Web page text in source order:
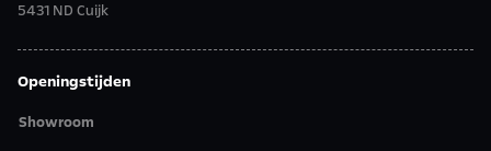
5431 ND Cuijk
Openingstijden
Showroom